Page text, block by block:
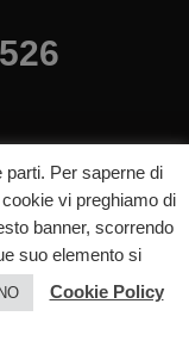
Tutti i diritti riservati.
legali
Per saperne di
vi preghiamo di
banner, scorrendo
suo elemento si
NO Cookie Policy